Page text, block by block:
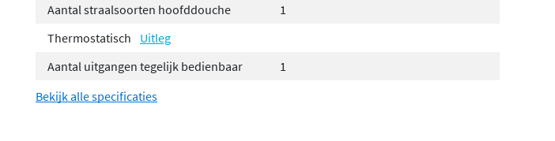
Aantal straalsoorten hoofddouche
1
Thermostatisch
Uitleg
Aantal uitgangen tegelijk bedienbaar
1
Bekijk alle specificaties